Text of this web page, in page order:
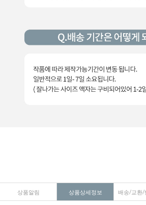
상품알림 상품상세정보 배송/교환/